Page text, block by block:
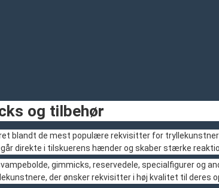
og tilbehør
blandt de mest populære rekvisitter for
direkte i tilskuerens hænder og skaber stærke
gimmicks, reservedele, specialfigurer og
der ønsker rekvisitter i høj kvalitet til deres